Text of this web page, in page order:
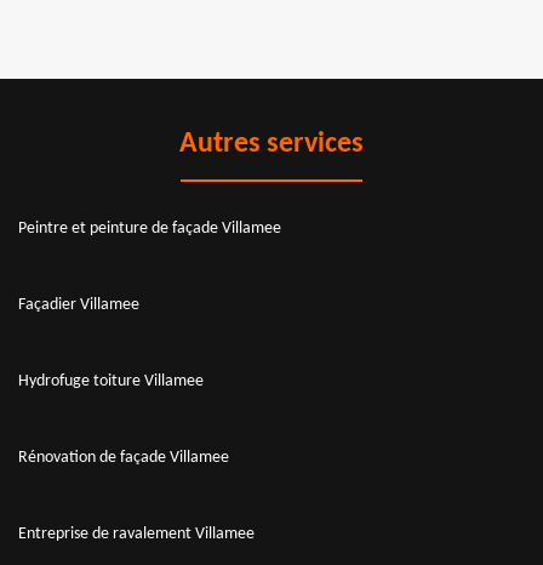
Autres services
Peintre et peinture de façade Villamee
Façadier Villamee
Hydrofuge toiture Villamee
Rénovation de façade Villamee
Entreprise de ravalement Villamee